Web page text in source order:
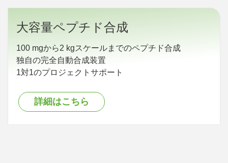
大容量ペプチド合成
100 mgから2 kgスケールまでのペプチド合成
独自の完全自動合成装置
1対1のプロジェクトサポート
詳細はこちら